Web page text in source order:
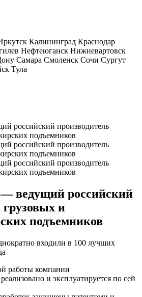
Калининград Краснодар
Нефтеюганск Нижневартовск
Самара Смоленск Сочи Сургут
Тула
ведущий российский
грузовых и
подъемников
входили в 100 лучших
работы компании
реализовано и эксплуатируется по сей